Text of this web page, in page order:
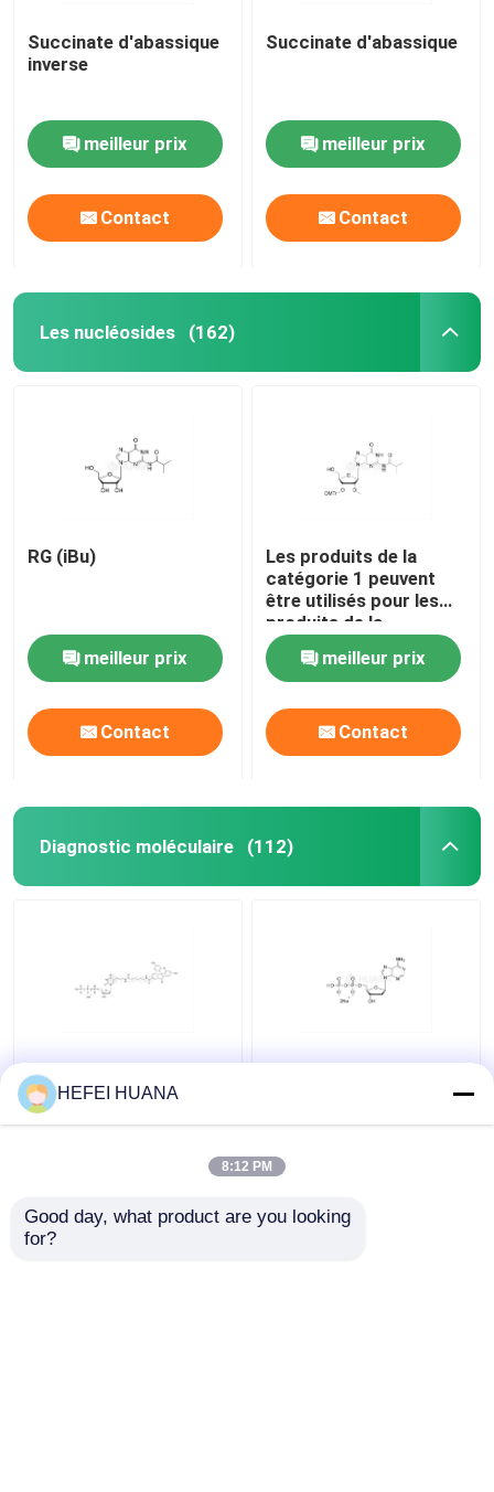
Succinate d'abassique
inverse
meilleur prix
Contact
Succinate d'abassique
meilleur prix
Contact
Les nucléosides (162)
RG (iBu)
meilleur prix
Contact
Les produits de la
catégorie 1 peuvent
être utilisés pour les
produits de la
catégorie 1 ou 2
meilleur prix
Contact
Diagnostic moléculaire (112)
Fluorescéine-12-dUTP
Solution de sodium de
1 mM
DADP sel disodique
HEFEI HUANA
8:12 PM
Good day, what product are you looking
for?